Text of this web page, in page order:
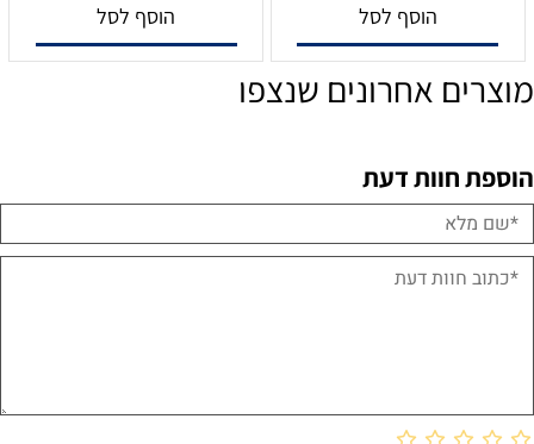
הוסף לסל הוסף לסל
מוצרים אחרונים שנצפו
הוספת חוות דעת